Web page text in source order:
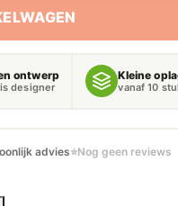
ontwerp
designer
Kleine
vanaf 10
advies⭐Nog geen reviews